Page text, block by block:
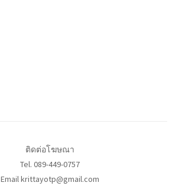
ติดต่อโฆษณา
Tel. 089-449-0757
Email krittayotp@gmail.com